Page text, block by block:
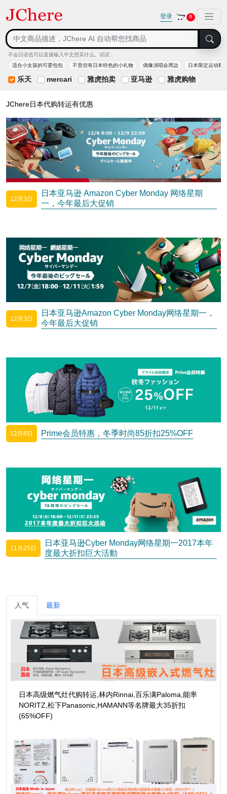
登录 0
不会日语也可以直接输入中文想买什么。试试：
适合小女孩的可爱包包
不贵但有日本特色的小礼物 偶像演唱会周边 日本限定运动鞋
乐天 mercari 雅虎拍卖 亚马逊 雅虎购物
JChere日本代购转运有优惠
12月3日
日本亚马逊 Amazon Cyber Monday 网络星期
一，今年最后大促销
12月3日
日本亚马逊Amazon Cyber Monday网络星期一，
今年最后大促销
12月8日 Prime会员特惠，冬季时尚85折扣25%OFF
11月25日
日本亚马逊Cyber Monday网络星期一2017本年
度最大折扣巨大活動
人气 最新
日本高级燃气灶代购转运,林内Rinnai,百乐满Paloma,能率
NORITZ,松下Panasonic,HAMANN等名牌最大35折扣
(65%OFF)